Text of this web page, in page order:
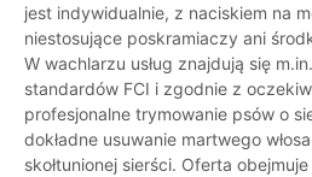
jest indywidualnie, z naciskiem na
niestosujące poskramiaczy ani
W wachlarzu usług znajdują się
standardów FCI i zgodnie z
profesjonalne trymowanie psów o
dokładne usuwanie martwego
skołtunionej sierści. Oferta